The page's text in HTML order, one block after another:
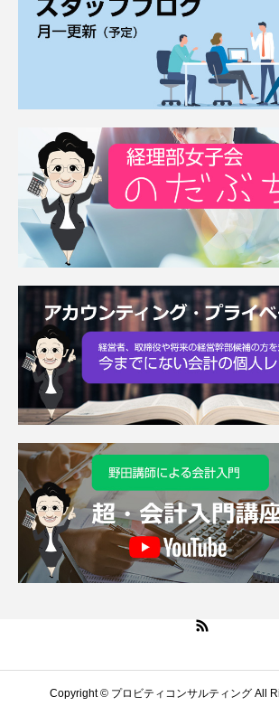
Copyright © プロビティコンサルティング All